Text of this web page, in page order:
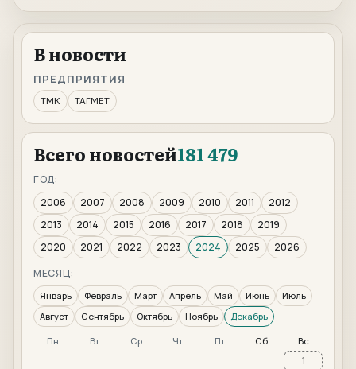
В новости
ПРЕДПРИЯТИЯ
ТМК ТАГМЕТ
Всего новостей181 479
ГОД:
2006
2007 2008 2009 2010 2011
2012
2013
2014 2015 2016 2017 2018
2019
2020
2021 2022 2023 2024 2025
2026
МЕСЯЦ:
Январь Февраль Март Апрель Май Июнь
Июль
Август
Сентябрь Октябрь Ноябрь Декабрь
Пн Вт Ср Чт Пт Сб Вс
1